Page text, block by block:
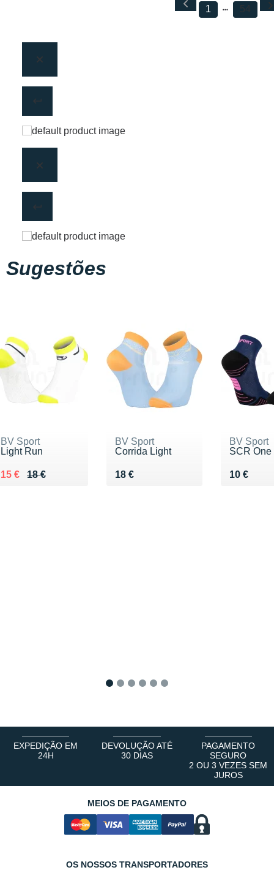
1 54
Sugestões
BV Sport
Light Run
18 €
Au lieu de 18 €
15 €
Vendu 15 €
BV Sport
Corrida Light
18 €
Vendu 18 €
BV Sport
SCR One
10 €
Vendu 10
EXPEDIÇÃO EM
24H
DEVOLUÇÃO ATÉ
30 DIAS
PAGAMENTO
SEGURO
2 OU 3 VEZES SEM
JUROS
MEIOS DE PAGAMENTO
OS NOSSOS TRANSPORTADORES